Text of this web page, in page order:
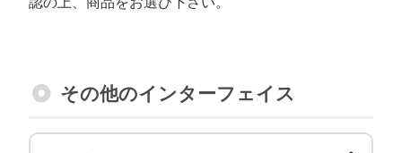
その他のインターフェイス